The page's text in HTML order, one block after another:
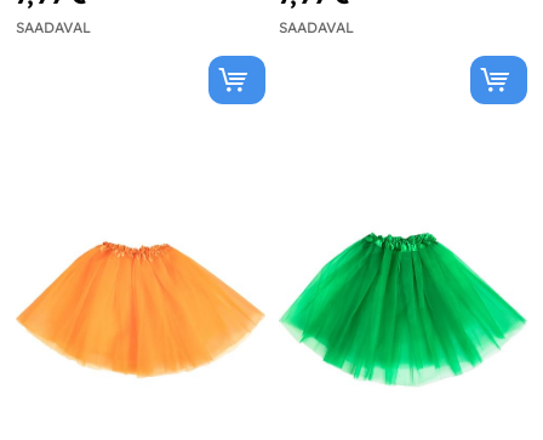
SAADAVAL SAADAVAL